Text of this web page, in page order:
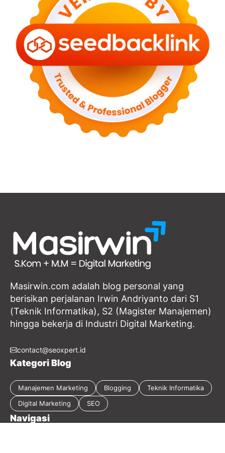
Masirwin.com adalah blog personal yang
berisikan perjalanan Irwin Andriyanto dari S1
(Teknik Informatika), S2 (Magister Manajemen)
hingga bekerja di Industri Digital Marketing.
contact@seoxpert.id
Kategori Blog
Manajemen Marketing Blogging
Teknik Informatika
Digital Marketing
SEO
Navigasi